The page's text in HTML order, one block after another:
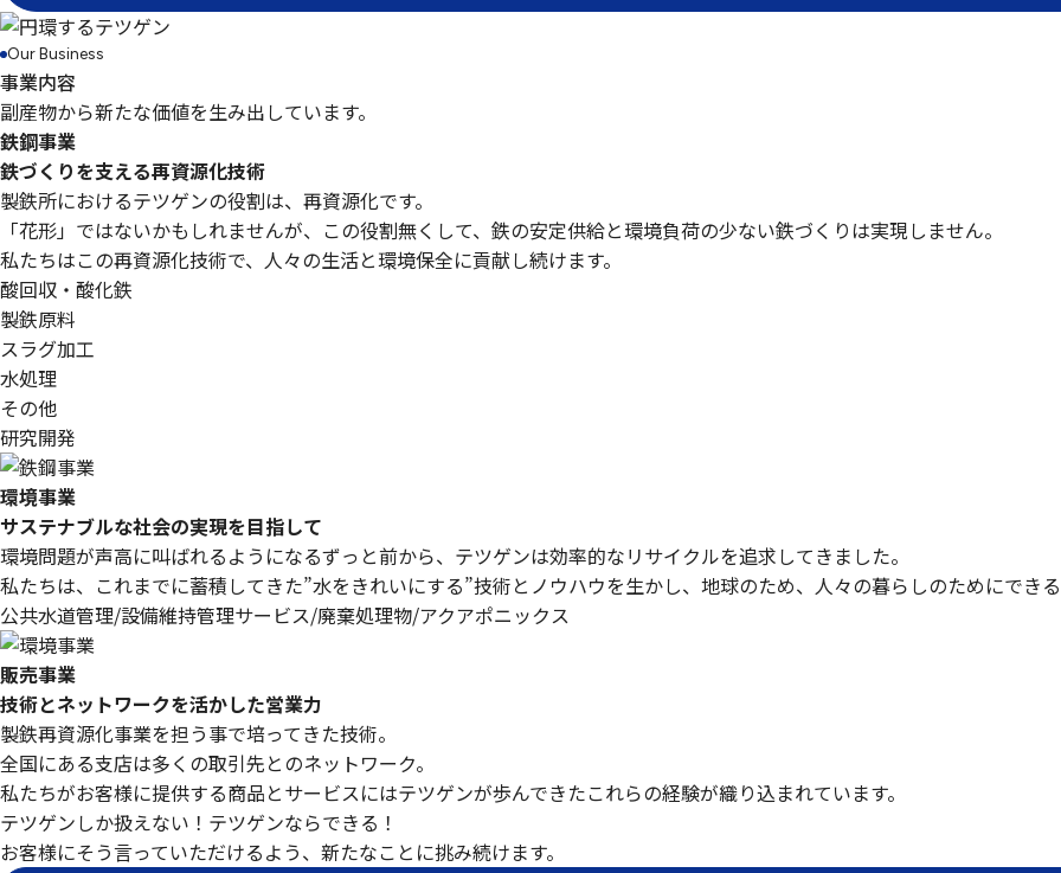
Our Business
事業内容
副産物から新たな価値を生み出しています。
鉄鋼事業
鉄づくりを支える再資源化技術
製鉄所におけるテツゲンの役割は、再資源化です。
「花形」ではないかもしれませんが、この役割無くして、鉄の安定供給と環境負荷の少ない鉄づくりは実現しません。
私たちはこの再資源化技術で、人々の生活と環境保全に貢献し続けます。
酸回収・酸化鉄
製鉄原料
スラグ加工
水処理
その他
研究開発
環境事業
サステナブルな社会の実現を目指して
環境問題が声高に叫ばれるようになるずっと前から、テツゲンは効率的なリサイクルを追求してきました。
私たちは、これまでに蓄積してきた”水をきれいにする”技術とノウハウを生かし、地球のため、人々の暮らしのためにでき
公共水道管理/設備維持管理サービス/廃棄処理物/アクアポニックス
販売事業
技術とネットワークを活かした営業力
製鉄再資源化事業を担う事で培ってきた技術。
全国にある支店は多くの取引先とのネットワーク。
私たちがお客様に提供する商品とサービスにはテツゲンが歩んできたこれらの経験が織り込まれています。
テツゲンしか扱えない！テツゲンならできる！
お客様にそう言っていただけるよう、新たなことに挑み続けます。